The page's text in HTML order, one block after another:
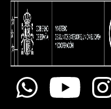
WhatsappYoutube